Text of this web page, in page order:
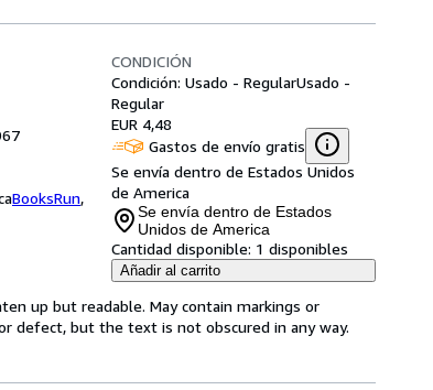
BooksRun,
CONDICIÓN
Condición: Usado - RegularUsado -
Regular
EUR 4,48
Gastos de envío gratis
Se envía dentro de Estados Unidos
de America
Se envía dentro de Estados
Unidos de America
Cantidad disponible: 1 disponibles
Añadir al carrito
up but readable. May contain markings or
defect, but the text is not obscured in any way.